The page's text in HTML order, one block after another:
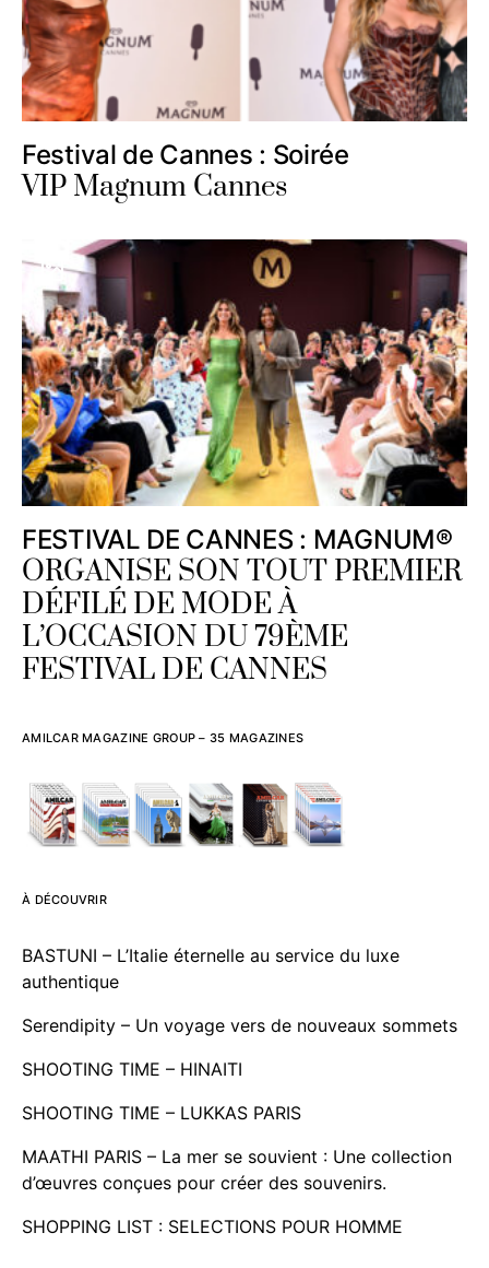
Festival de Cannes : Soirée
VIP Magnum Cannes
FESTIVAL DE CANNES : MAGNUM®
ORGANISE SON TOUT PREMIER
DÉFILÉ DE MODE À
L’OCCASION DU 79ÈME
FESTIVAL DE CANNES
AMILCAR MAGAZINE GROUP – 35 MAGAZINES
À DÉCOUVRIR
BASTUNI – L’Italie éternelle au service du luxe
authentique
Serendipity – Un voyage vers de nouveaux sommets
SHOOTING TIME – HINAITI
SHOOTING TIME – LUKKAS PARIS
MAATHI PARIS – La mer se souvient : Une collection
d’œuvres conçues pour créer des souvenirs.
SHOPPING LIST : SELECTIONS POUR HOMME